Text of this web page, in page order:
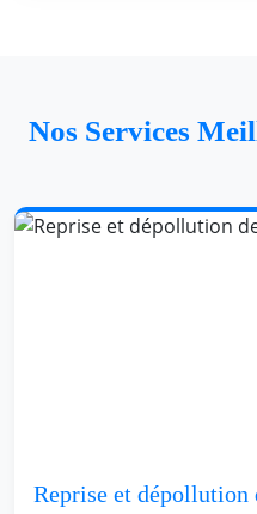
Nos Services
Reprise et dépollution